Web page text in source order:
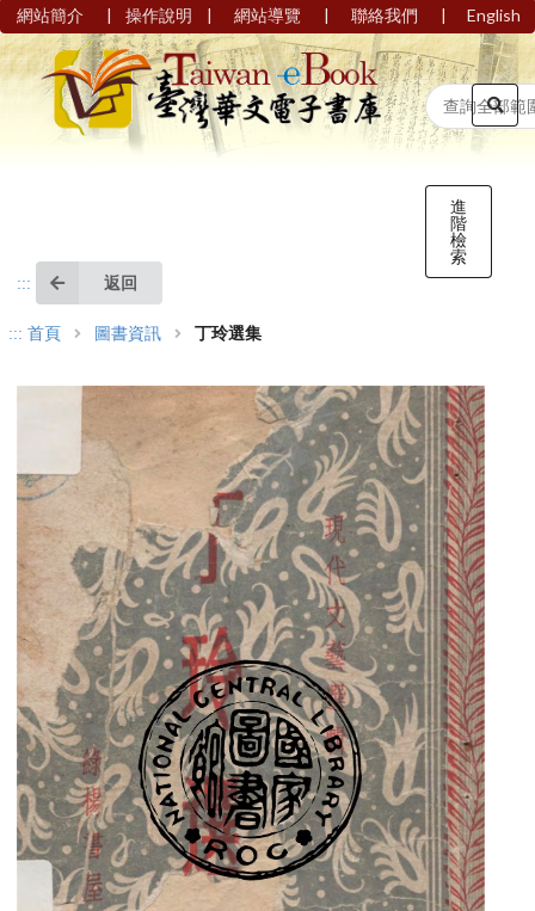
網站簡介 | 操作說明 | 網站導覽 | 聯絡我們 | English
進
階
檢
索
::: 返回
::: 首頁 圖書資訊 丁玲選集